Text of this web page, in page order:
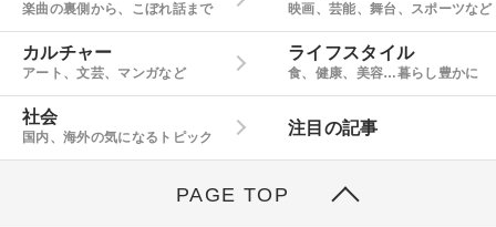
楽曲の裏側から、こぼれ話まで 映画、芸能、舞台、スポーツなど
カルチャー
アート、文芸、マンガなど
ライフスタイル
食、健康、美容…暮らし豊かに
社会
国内、海外の気になるトピック
注目の記事
PAGE TOP